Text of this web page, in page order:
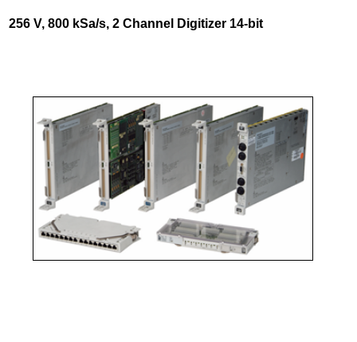
256 V, 800 kSa/s, 2 Channel Digitizer 14-bit